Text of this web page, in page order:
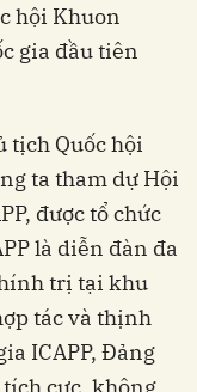
hội Khuon
gia đầu tiên
tịch Quốc hội
ta tham dự Hội
được tổ chức
là diễn đàn đa
trị tại khu
tác và thịnh
ICAPP, Đảng
cực, không